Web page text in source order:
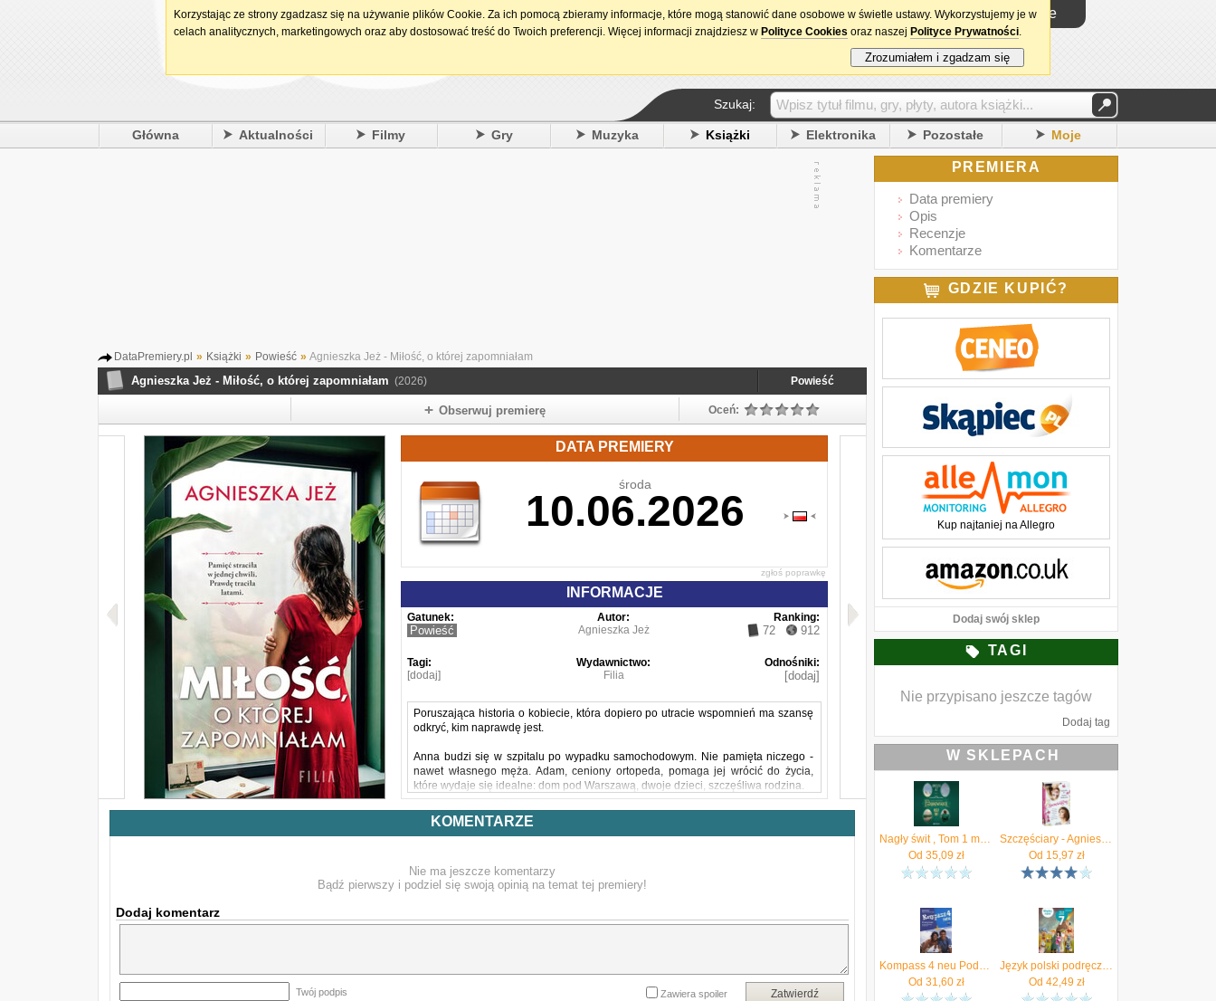
15. urodziny DataPremiery.pl Logowanie
Szukaj:
Główna Aktualności Filmy Gry Muzyka Książki Elektronika Pozostałe Moje
DataPremiery.pl » Książki » Powieść » Agnieszka Jeż - Miłość, o której zapomniałam
Agnieszka Jeż - Miłość, o której zapomniałam (2026) Powieść
Obserwuj premierę Oceń:
DATA PREMIERY
środa
10.06.2026
zgłoś poprawkę
INFORMACJE
Gatunek:
Powieść
Autor:
Agnieszka Jeż
Ranking:
72 912
Tagi:
[dodaj]
Wydawnictwo:
Filia
Odnośniki:
[dodaj]
Poruszająca historia o kobiecie, która dopiero po utracie wspomnień ma szansę
odkryć, kim naprawdę jest.
Anna budzi się w szpitalu po wypadku samochodowym. Nie pamięta niczego -
nawet własnego męża. Adam, ceniony ortopeda, pomaga jej wrócić do życia,
które wydaje się idealne: dom pod Warszawą, dwoje dzieci, szczęśliwa rodzina.
Gdy stopniowo odzyskuje pamięć, Anka odkrywa, że przeszłość nie pasuje do
historii, którą słyszy od bliskich. Tajemnicza pocztówka z Paryża, dziwne notatki i
Im więcej sobie przypomina, tym mocniej czuje, że największą tajemnicą nie jest
sam wypadek, lecz to, o czym przez lata próbowała zapomnieć.
KOMENTARZE
Nie ma jeszcze komentarzy
Bądź pierwszy i podziel się swoją opinią na temat tej premiery!
Dodaj komentarz
Twój podpis Zatwierdź
Zawiera spoiler
PREMIERA
Data premiery
Opis
Recenzje
Komentarze
GDZIE KUPIĆ?
Kup najtaniej na Allegro
Dodaj swój sklep
TAGI
Nie przypisano jeszcze tagów
Dodaj tag
W SKLEPACH
Nagły świt , Tom 1 mp3 Agnieszka Jeż - ebook
Od 35,09 zł
Szczęściary - Agnieszka Jeż, Paulina Płatkowska
Od 15,97 zł
Kompass 4 neu Podręcznik - Reymont Elżbieta, Sibiga Agnieszka, Jezierska-Wiejak Małgorzata
Od 31,60zł
Język polski podręcznik dla klasy 7 Między nami EDYCJA 2026 - Agnieszka Łuczak
Od 42,49 zł
Korzystając ze strony zgadzasz się na używanie plików Cookie. Za ich pomocą zbieramy informacje, które mogą stanowić dane osobowe w świetle ustawy. Wykorzystujemy je w
celach analitycznych, marketingowych oraz aby dostosować treść do Twoich preferencji. Więcej informacji znajdziesz w Polityce Cookies oraz naszej Polityce Prywatności.
Zrozumiałem i zgadzam się